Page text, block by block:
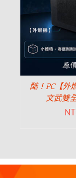
酷！PC【外
文武雙